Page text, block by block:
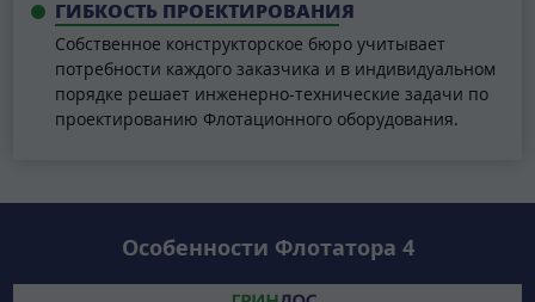
ГИБКОСТЬ ПРОЕКТИРОВАНИЯ
Собственное конструкторское бюро учитывает
потребности каждого заказчика и в индивидуальном
порядке решает инженерно-технические задачи по
проектированию Флотационного оборудования.
Особенности Флотатора 4